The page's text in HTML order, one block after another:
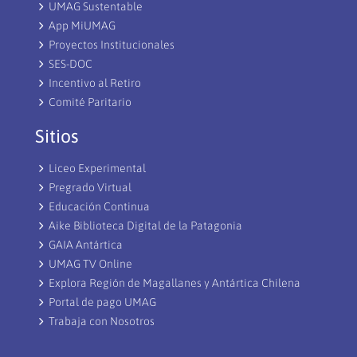
UMAG Sustentable
App MiUMAG
Proyectos Institucionales
SES-DOC
Incentivo al Retiro
Comité Paritario
Sitios
Liceo Experimental
Pregrado Virtual
Educación Continua
Aike Biblioteca Digital de la Patagonia
GAIA Antártica
UMAG TV Online
Explora Región de Magallanes y Antártica Chilena
Portal de pago UMAG
Trabaja con Nosotros